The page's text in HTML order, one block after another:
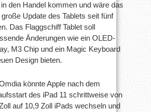
in den Handel kommen und wäre das
Update des Tablets seit fünf
Das Flaggschiff Tablet soll
Änderungen wie ein OLED-
M3 Chip und ein Magic Keyboard
Design bieten.
könnte Apple nach dem
des iPad 11 schrittweise von
auf 10,9 Zoll iPads wechseln und